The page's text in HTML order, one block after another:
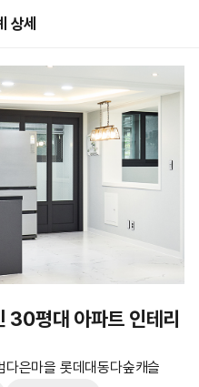
상세
30평대 아파트 인테리
은마을 롯데대동다숲캐슬